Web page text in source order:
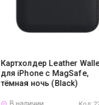
Картхолдер Leather
для iPhone с MagSafe,
тёмная ночь (Black)